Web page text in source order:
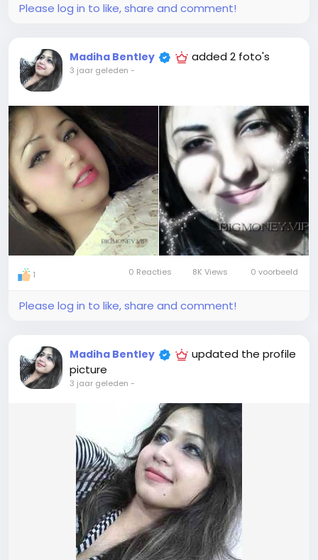
Please log in to like, share and comment!
Madiha Bentley added 2 foto's
3 jaar geleden -
1 0 Reacties 8K Views 0 voorbeeld
Please log in to like, share and comment!
Madiha Bentley
updated the profile
picture
3 jaar geleden -